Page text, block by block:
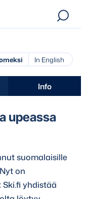
In English
Info
upeassa
suomalaisille
on
yhdistää